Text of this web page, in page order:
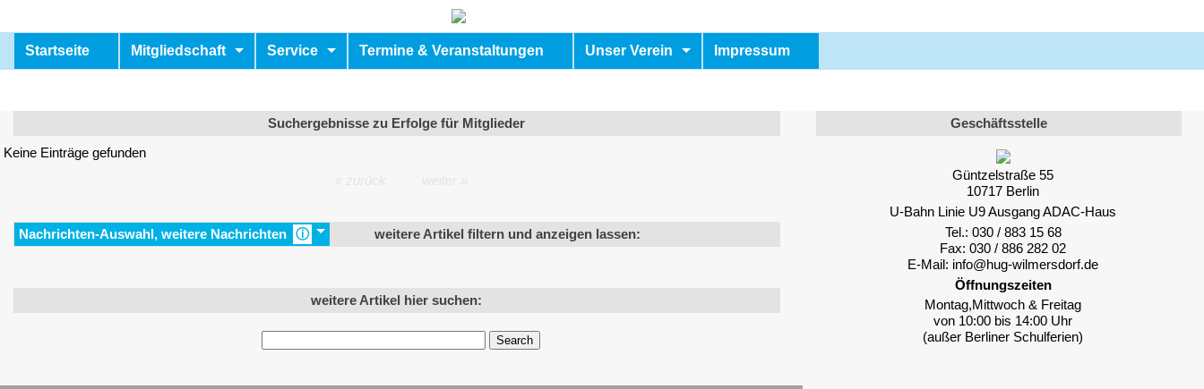
Startseite Mitgliedschaft Service Termine & Veranstaltungen Unser Verein Impressum
Suchergebnisse zu Erfolge für Mitglieder
Keine Einträge gefunden
Nachrichten-Auswahl, weitere Nachrichten ⓘ weitere Artikel filtern und anzeigen lassen:
weitere Artikel hier suchen:
Geschäftsstelle
Güntzelstraße 55
10717 Berlin
U-Bahn Linie U9 Ausgang ADAC-Haus
Tel.: 030 / 883 15 68
Fax: 030 / 886 282 02
E-Mail: info@hug-wilmersdorf.de
Öffnungszeiten
Montag,Mittwoch & Freitag
von 10:00 bis 14:00 Uhr
(außer Berliner Schulferien)
Service
Wir über uns